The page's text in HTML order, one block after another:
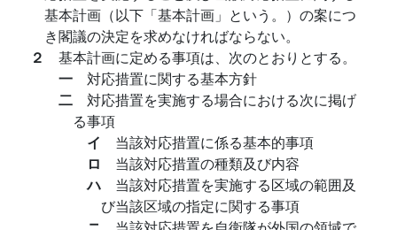
基本計画（以下「基本計画」という。）の案につ
き閣議の決定を求めなければならない。
２ 基本計画に定める事項は、次のとおりとする。
一 対応措置に関する基本方針
二 対応措置を実施する場合における次に掲げ
る事項
イ 当該対応措置に係る基本的事項
ロ 当該対応措置の種類及び内容
ハ 当該対応措置を実施する区域の範囲及
び当該区域の指定に関する事項